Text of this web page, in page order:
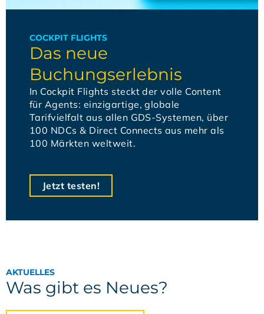
Das neue
Buchungserlebnis
COCKPIT FLIGHTS
In Cockpit Flights steckt der volle Content
für Agents: einzigartige, globale
Tarifvielfalt aus allen GDS-Systemen, über
100 NDCs & Direct Connects aus mehr als
100 Märkten weltweit.​
Jetzt testen!
Was gibt es Neues?
AKTUELLES